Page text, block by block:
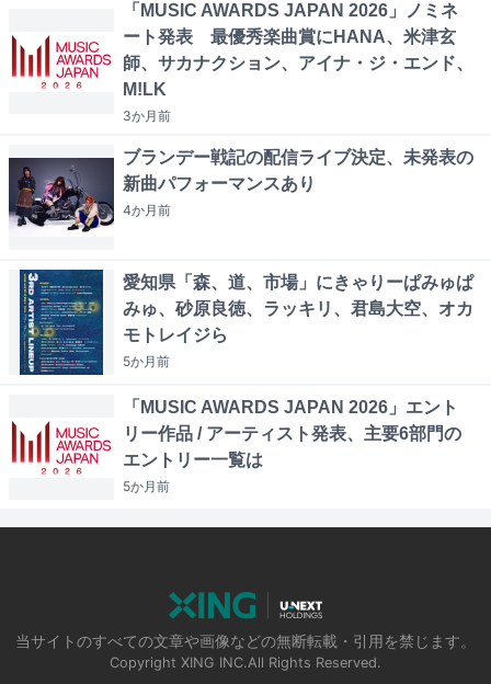
「MUSIC AWARDS JAPAN 2026」ノミネ
ート発表 最優秀楽曲賞にHANA、米津玄
師、サカナクション、アイナ・ジ・エンド、
M!LK
3か月前
ブランデー戦記の配信ライブ決定、未発表の
新曲パフォーマンスあり
4か月前
愛知県「森、道、市場」にきゃりーぱみゅぱ
みゅ、砂原良徳、ラッキリ、君島大空、オカ
モトレイジら
5か月前
「MUSIC AWARDS JAPAN 2026」エント
リー作品 / アーティスト発表、主要6部門の
エントリー一覧は
5か月前
当サイトのすべての文章や画像などの無断転載・引用を禁じます。
Copyright XING INC.All Rights Reserved.